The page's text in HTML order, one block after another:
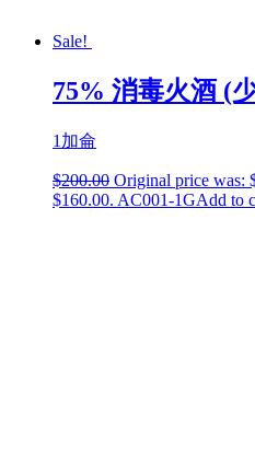
Sale!
75% 消毒火酒 (
1加侖
$200.00 Original price was:
$160.00. AC001-1GAdd to